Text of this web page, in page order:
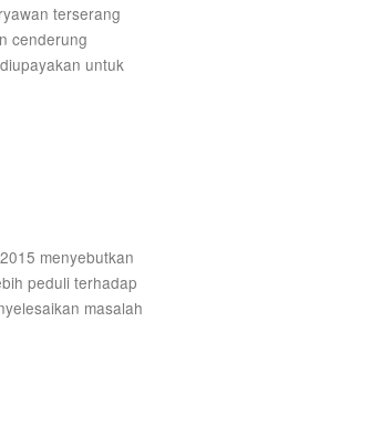
terserang
cenderung
untuk
menyebutkan
peduli terhadap
masalah